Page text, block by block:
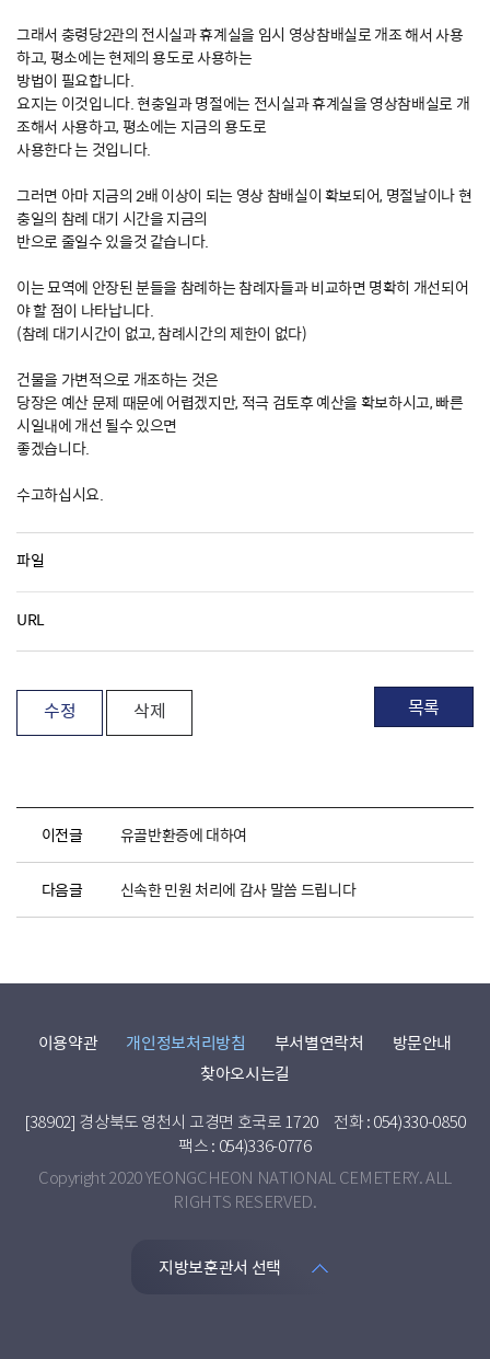
그래서 충령당2관의 전시실과 휴계실을 임시 영상참배실로 개조 해서 사용
하고, 평소에는 현제의 용도로 사용하는
방법이 필요합니다.
요지는 이것입니다. 현충일과 명절에는 전시실과 휴계실을 영상참배실로 개
조해서 사용하고, 평소에는 지금의 용도로
사용한다 는 것입니다.
그러면 아마 지금의 2배 이상이 되는 영상 참배실이 확보되어, 명절날이나 현
충일의 참례 대기 시간을 지금의
반으로 줄일수 있을것 같습니다.
이는 묘역에 안장된 분들을 참례하는 참례자들과 비교하면 명확히 개선되어
야 할 점이 나타납니다.
(참례 대기시간이 없고, 참례시간의 제한이 없다)
건물을 가변적으로 개조하는 것은
당장은 예산 문제 때문에 어렵겠지만, 적극 검토후 예산을 확보하시고, 빠른
시일내에 개선 될수 있으면
좋겠습니다.
수고하십시요.
파일
URL
수정 삭제 목록
이전글 유골반환증에 대하여
다음글 신속한 민원 처리에 감사 말씀 드립니다
이용약관 개인정보처리방침 부서별연락처
방문안내
찾아오시는길
[38902] 경상북도 영천시 고경면 호국로 1720
전화 : 054)330-0850
팩스 : 054)336-0776
Copyright 2020 YEONGCHEON NATIONAL CEMETERY. ALL
RIGHTS RESERVED.
지방보훈관서 선택